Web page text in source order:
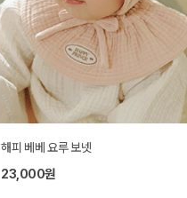
해피 베베 요루 보넷
23,000원